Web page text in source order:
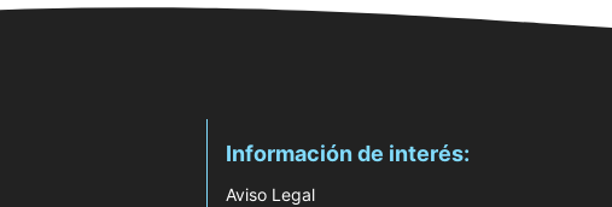
Información de interés:
Aviso Legal